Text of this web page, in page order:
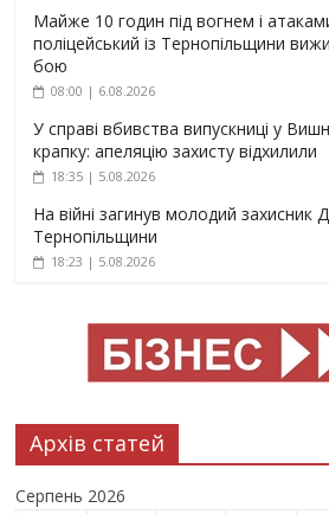
Майже 10 годин під вогнем і
поліцейський із Тернопільщини
бою
08:00 | 6.08.2026
У справі вбивства випускниці у
крапку: апеляцію захисту відхилили
18:35 | 5.08.2026
На війні загинув молодий захисник
Тернопільщини
18:23 | 5.08.2026
Архів статей
Серпень 2026